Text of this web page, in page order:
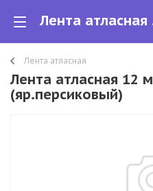
Лента атласная
Лента атласная 12
(яр.персиковый)